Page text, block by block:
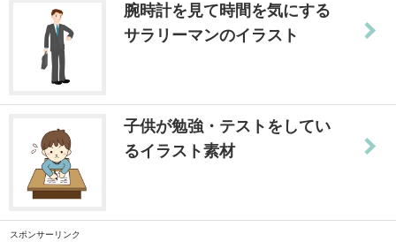
腕時計を見て時間を気にする
サラリーマンのイラスト
子供が勉強・テストをしてい
るイラスト素材
スポンサーリンク